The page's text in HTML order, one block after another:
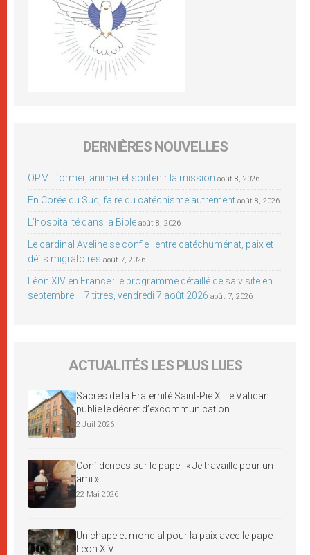
DERNIÈRES NOUVELLES
OPM : former, animer et soutenir la mission août 8, 2026
En Corée du Sud, faire du catéchisme autrement août 8, 2026
L’hospitalité dans la Bible août 8, 2026
Le cardinal Aveline se confie : entre catéchuménat, paix et
défis migratoires août 7, 2026
Léon XIV en France : le programme détaillé de sa visite en
septembre – 7 titres, vendredi 7 août 2026 août 7, 2026
ACTUALITÉS LES PLUS LUES
Sacres de la Fraternité Saint-Pie X : le Vatican
publie le décret d’excommunication
2 Juil 2026
Confidences sur le pape : « Je travaille pour un
ami »
22 Mai 2026
Un chapelet mondial pour la paix avec le pape
Léon XIV